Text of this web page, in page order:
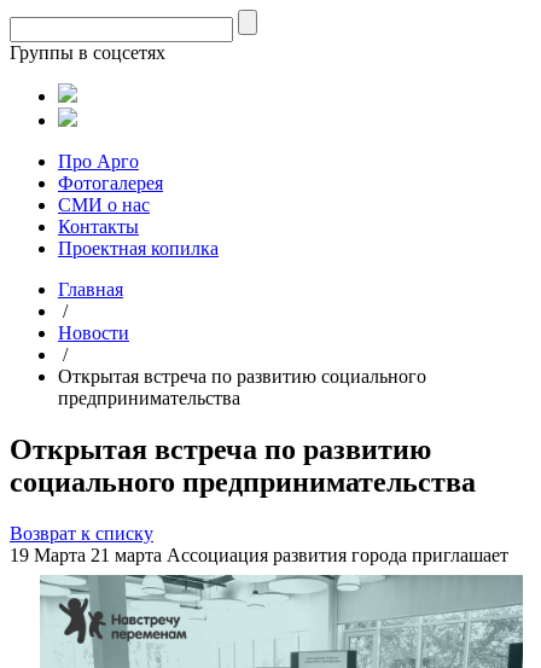
Группы в соцсетях
Про Арго
Фотогалерея
СМИ о нас
Контакты
Проектная копилка
Главная
/
Новости
/
Открытая встреча по развитию социального
предпринимательства
Открытая встреча по развитию
социального предпринимательства
Возврат к списку
19 Марта 21 марта Ассоциация развития города приглашает